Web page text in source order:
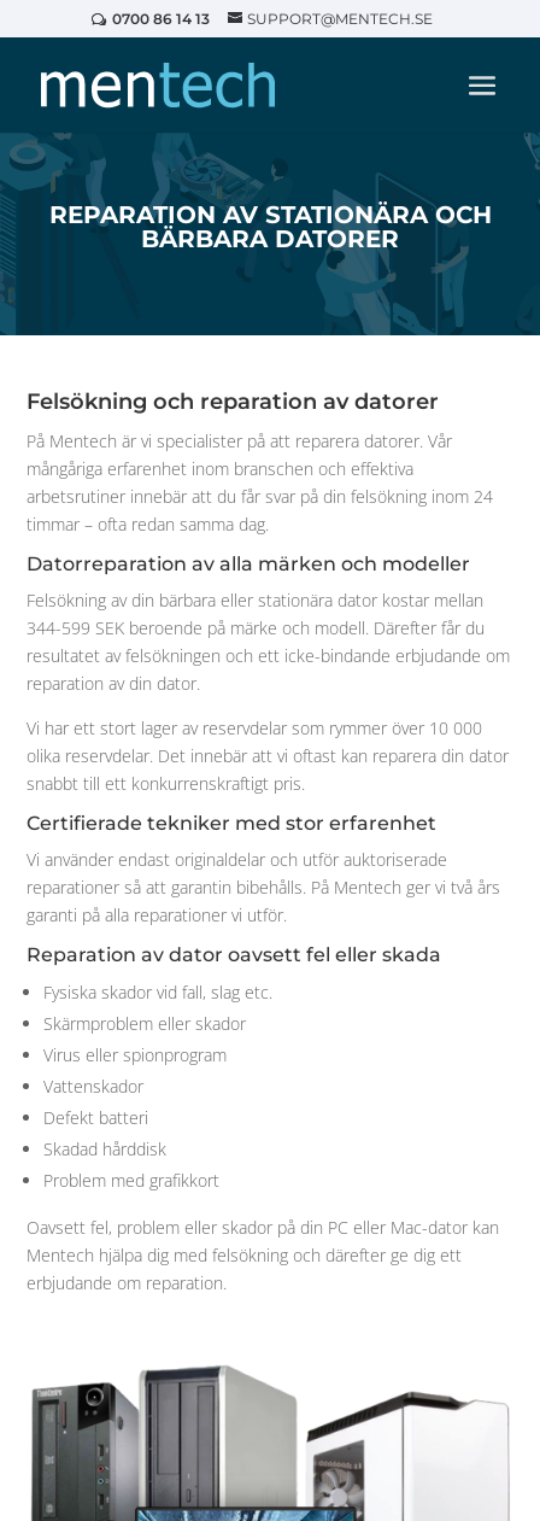
0700 86 14 13 SUPPORT@MENTECH.SE
REPARATION AV STATIONÄRA OCH
BÄRBARA DATORER
Felsökning och reparation av datorer
På Mentech är vi specialister på att reparera datorer. Vår
mångåriga erfarenhet inom branschen och effektiva
arbetsrutiner innebär att du får svar på din felsökning inom 24
timmar – ofta redan samma dag.
Datorreparation av alla märken och modeller
Felsökning av din bärbara eller stationära dator kostar mellan
344-599 SEK beroende på märke och modell. Därefter får du
resultatet av felsökningen och ett icke-bindande erbjudande om
reparation av din dator.
Vi har ett stort lager av reservdelar som rymmer över 10 000
olika reservdelar. Det innebär att vi oftast kan reparera din dator
snabbt till ett konkurrenskraftigt pris.
Certifierade tekniker med stor erfarenhet
Vi använder endast originaldelar och utför auktoriserade
reparationer så att garantin bibehålls. På Mentech ger vi två års
garanti på alla reparationer vi utför.
Reparation av dator oavsett fel eller skada
Fysiska skador vid fall, slag etc.
Skärmproblem eller skador
Virus eller spionprogram
Vattenskador
Defekt batteri
Skadad hårddisk
Problem med grafikkort
Oavsett fel, problem eller skador på din PC eller Mac-dator kan
Mentech hjälpa dig med felsökning och därefter ge dig ett
erbjudande om reparation.